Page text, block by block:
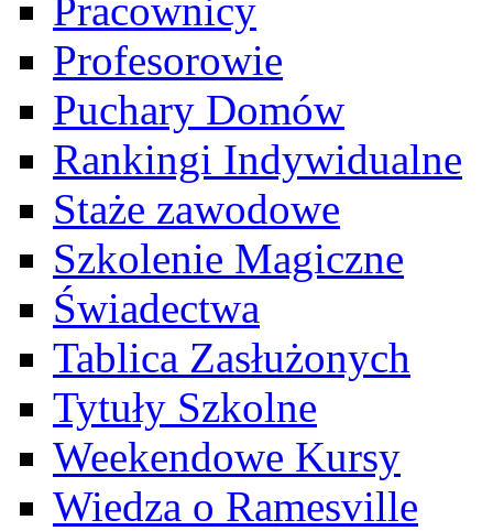
Pracownicy
Profesorowie
Puchary Domów
Rankingi Indywidualne
Staże zawodowe
Szkolenie Magiczne
Świadectwa
Tablica Zasłużonych
Tytuły Szkolne
Weekendowe Kursy
Wiedza o Ramesville